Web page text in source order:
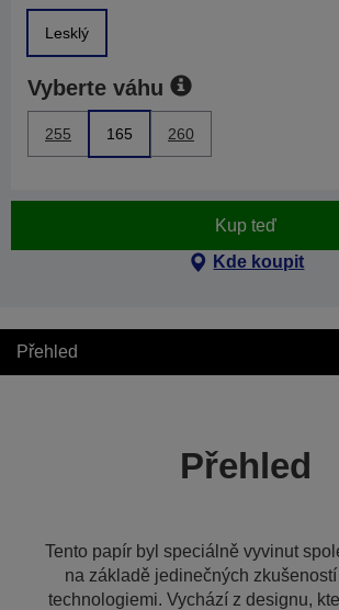
Lesklý
Vyberte váhu
255 165 260
Kup teď
Kde koupit
Přehled
Přehled
Tento papír byl speciálně vyvinut
na základě jedinečných
technologiemi. Vychází z designu,